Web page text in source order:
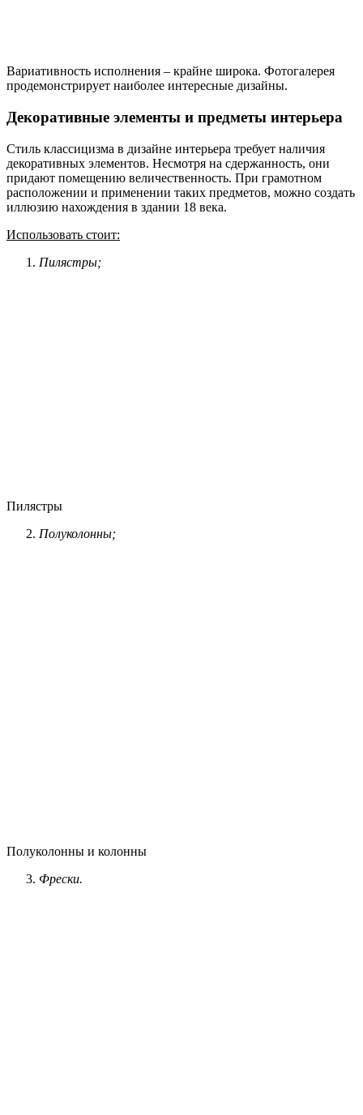
Вариативность исполнения – крайне широка. Фотогалерея
продемонстрирует наиболее интересные дизайны.
Декоративные элементы и предметы интерьера
Стиль классицизма в дизайне интерьера требует наличия
декоративных элементов. Несмотря на сдержанность, они
придают помещению величественность. При грамотном
расположении и применении таких предметов, можно создать
иллюзию нахождения в здании 18 века.
Использовать стоит:
Пилястры;
Пилястры
Полуколонны;
Полуколонны и колонны
Фрески.